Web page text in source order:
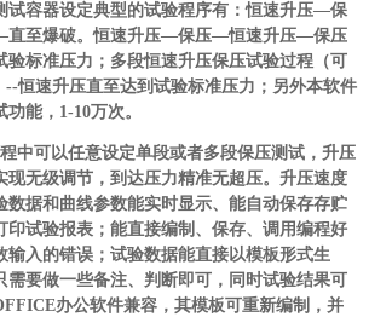
试容器设定典型的试验程序有：恒速升压—保
至爆破。恒速升压—保压—恒速升压—保压
标准压力；多段恒速升压保压试验过程（可
--恒速升压直至达到试验标准压力；另外本软件
能，1-10万次。
中可以任意设定单段或者多段保压测试，升压
现无级调节，到达压力精准无超压。升压速度
数据和曲线参数能实时显示、能自动保存存贮
印试验报表；能直接编制、保存、调用编程好
输入的错误；试验数据能直接以模板形式生
需要做一些备注、判断即可，同时试验结果可
办公软件兼容，其模板可重新编制，并